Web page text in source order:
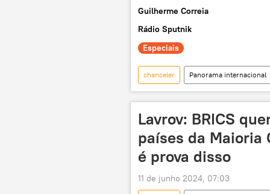
Guilherme Correia
Rádio Sputnik
Especiais
chanceler Panorama internacional
Wang Yi
China
chances
Lavrov: BRICS
países da Maioria
é prova disso
11 de junho 2024, 07:03